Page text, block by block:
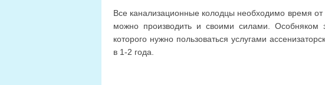
Все канализационные колодцы необходимо время
можно производить и своими силами. Особняком
которого нужно пользоваться услугами
в 1-2 года.